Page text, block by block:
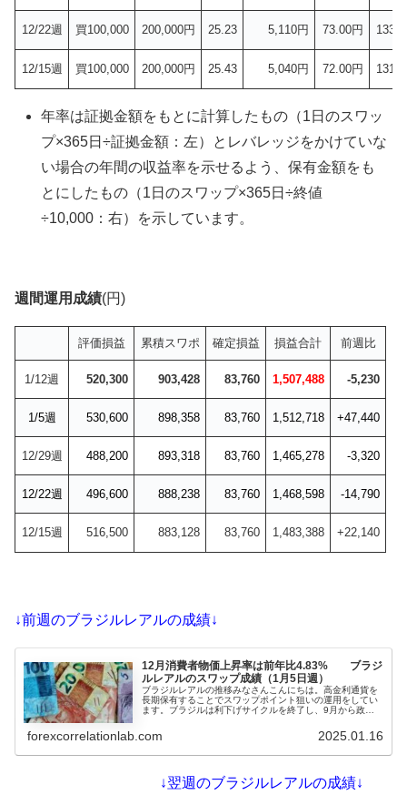
12/22週 買100,000 200,000円 25.23 5,110円 73.00円
12/15週 買100,000 200,000円 25.43 5,040円 72.00円
年率は証拠金額をもとに計算したもの（1日のスワッ
プ×365日÷証拠金額：左）とレバレッジをかけていな
い場合の年間の収益率を示せるよう、保有金額をも
とにしたもの（1日のスワップ×365日÷終値
÷10,000：右）を示しています。
週間運用成績(円)
評価損益 累積スワポ 確定損益 損益合計 前週比
1/12週 520,300 903,428 83,760 1,507,488 -5,230
1/5週 530,600 898,358 83,760 1,512,718 +47,440
12/29週 488,200 893,318 83,760 1,465,278 -3,320
12/22週 496,600 888,238 83,760 1,468,598 -14,790
12/15週 516,500 883,128 83,760 1,483,388 +22,140
↓前週のブラジルレアルの成績↓
12月消費者物価上昇率は前年比4.83% ブラジ
ルレアルのスワップ成績（1月5日週）
ブラジルレアルの推移みなさんこんにちは。高金利通貨を
長期保有することでスワップポイント狙いの運用をしてい
ます。ブラジルは利下げサイクルを終了し、9月から政策
14.25%まで引き上げ予想となっていて、スワポ運用には
追い風と思われますが、為替は乱高下しています。1月9...
forexcorrelationlab.com 2025.01.16
↓翌週のブラジルレアルの成績↓